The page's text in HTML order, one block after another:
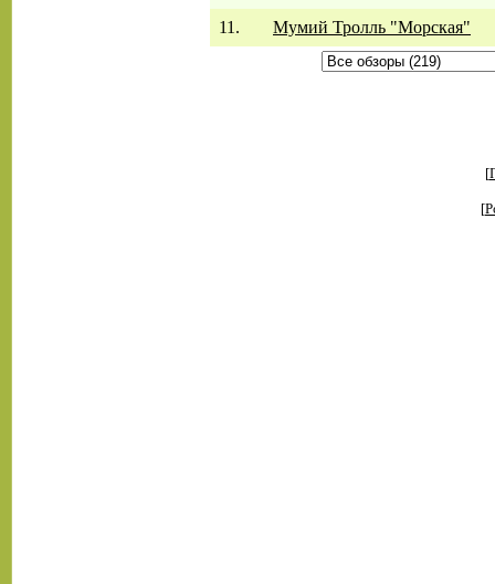
11.
Мумий Тролль "Морская"
[
[